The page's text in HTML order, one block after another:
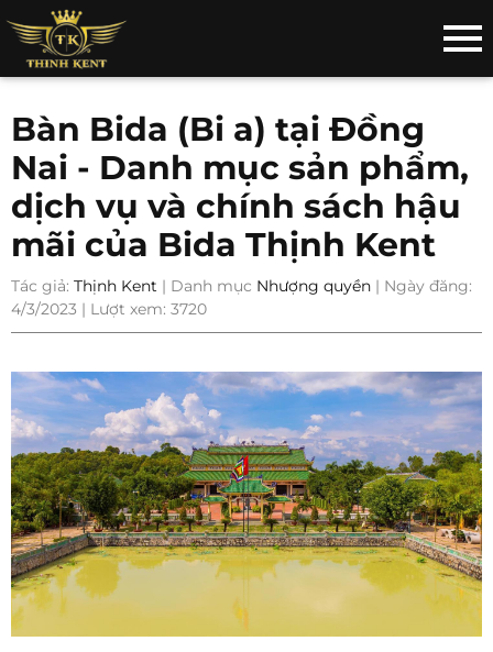
Bàn Bida (Bi a) tại Đồng
Nai - Danh mục sản phẩm,
dịch vụ và chính sách hậu
mãi của Bida Thịnh Kent
Tác giả: Thịnh Kent | Danh mục Nhượng quyền | Ngày đăng:
4/3/2023 | Lượt xem: 3720